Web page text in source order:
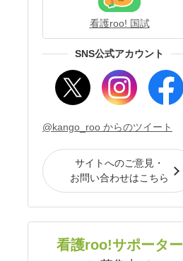
看護roo! 国試
SNS公式アカウント
@kango_roo からのツイート
サイトへのご意見・
お問い合わせはこちら
看護roo!サポーター